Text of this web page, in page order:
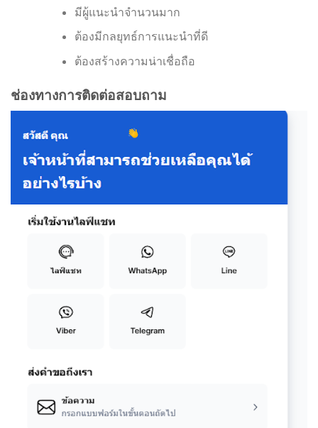
มีผู้แนะนำจำนวนมาก
ต้องมีกลยุทธ์การแนะนำที่ดี
ต้องสร้างความน่าเชื่อถือ
ช่องทางการติดต่อสอบถาม